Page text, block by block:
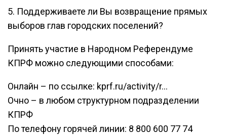
5. Поддерживаете ли Вы возвращение прямых
выборов глав городских поселений?
Принять участие в Народном Референдуме
КПРФ можно следующими способами:
Онлайн – по ссылке: kprf.ru/activity/r...
Очно – в любом структурном подразделении
КПРФ
По телефону горячей линии: 8 800 600 77 74